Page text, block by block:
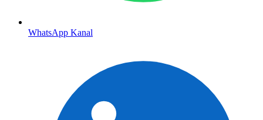
WhatsApp Kanal